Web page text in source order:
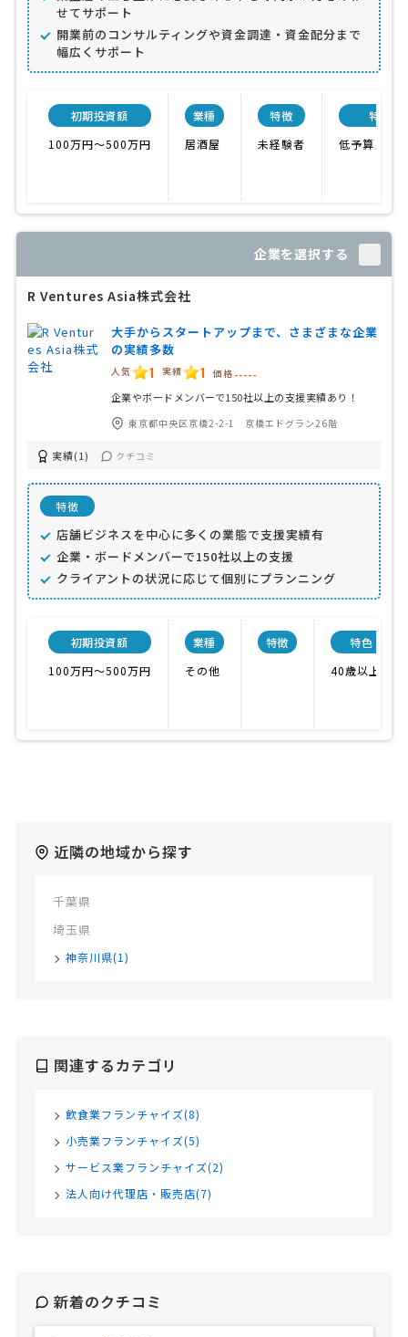
せてサポート
開業前のコンサルティングや資金調達・資金配分まで
幅広くサポート
初期投資額
100万円〜500万円
業種
居酒屋
特徴
未経験者
特色
低予算スタ
企業を選択する
R Ventures Asia株式会社
大手からスタートアップまで、さまざまな企業
の実績多数
人気 1 実績 1 価格 -----
企業やボードメンバーで150社以上の支援実績あり！
東京都中央区京橋2-2-1 京橋エドグラン26階
実績(1) クチコミ
特徴
店舗ビジネスを中心に多くの業態で支援実績有
企業・ボードメンバーで150社以上の支援
クライアントの状況に応じて個別にプランニング
初期投資額
100万円〜500万円
業種
その他
特徴
特色
40歳以上可
近隣の地域から探す
千葉県
埼玉県
神奈川県(1)
関連するカテゴリ
飲食業フランチャイズ(8)
小売業フランチャイズ(5)
サービス業フランチャイズ(2)
法人向け代理店・販売店(7)
新着のクチコミ